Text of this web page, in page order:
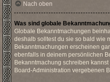
Nach oben
Was sind globale
Globale Bekanntmachungen
deshalb solltest du sie so bald wie
Bekanntmachungen erscheinen
ebenfalls in deinem persönlichen
Bekanntmachung schreiben
Board-Administration vergebenen